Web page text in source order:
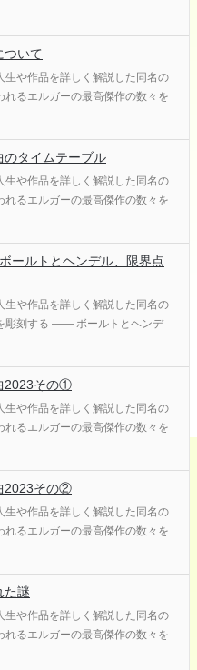
ついて
や作品を詳しく解説した同名の
るエルガーの最高傑作の数々を
のタイムテーブル
や作品を詳しく解説した同名の
るエルガーの最高傑作の数々を
ールトとヘンデル、限界点
や作品を詳しく解説した同名の
彫刻する ―― ボールトとヘンデ
2023その①
や作品を詳しく解説した同名の
るエルガーの最高傑作の数々を
2023その②
や作品を詳しく解説した同名の
るエルガーの最高傑作の数々を
た謎
や作品を詳しく解説した同名の
るエルガーの最高傑作の数々を